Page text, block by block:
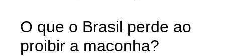
O que o Brasil perde ao
proibir a maconha?